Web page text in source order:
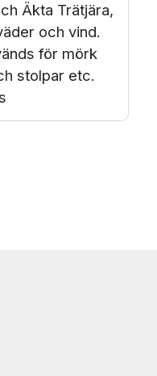
Äkta Trätjära,
och vind.
för mörk
stolpar etc.